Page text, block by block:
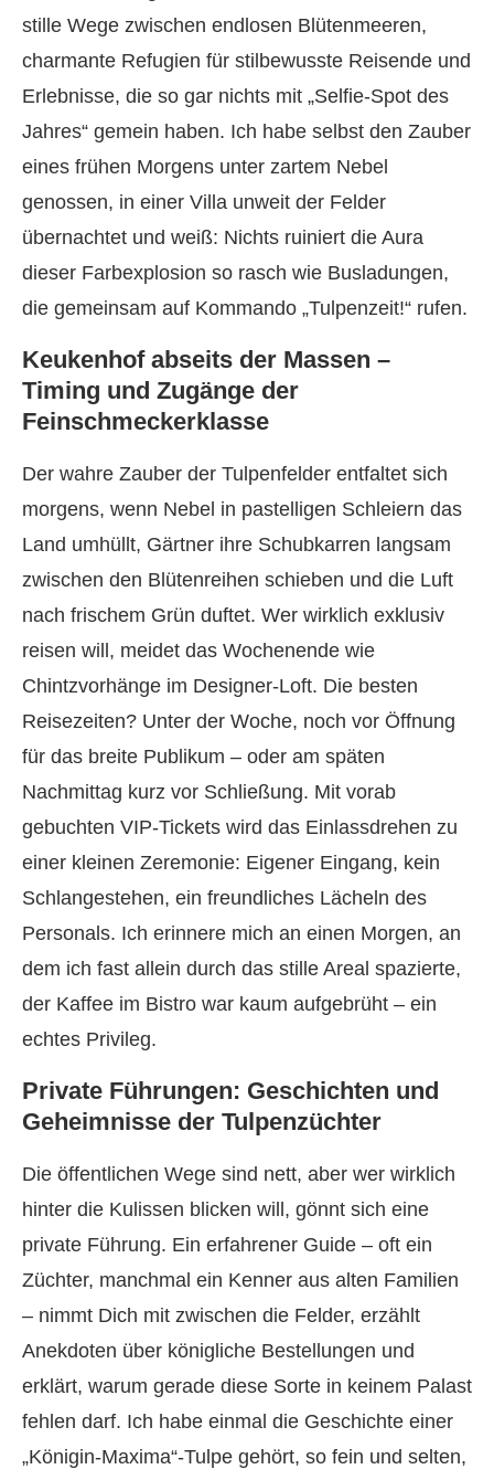
stille Wege zwischen endlosen Blütenmeeren,
charmante Refugien für stilbewusste Reisende und
Erlebnisse, die so gar nichts mit „Selfie-Spot des
Jahres“ gemein haben. Ich habe selbst den Zauber
eines frühen Morgens unter zartem Nebel
genossen, in einer Villa unweit der Felder
übernachtet und weiß: Nichts ruiniert die Aura
dieser Farbexplosion so rasch wie Busladungen,
die gemeinsam auf Kommando „Tulpenzeit!“ rufen.
Keukenhof abseits der Massen –
Timing und Zugänge der
Feinschmeckerklasse
Der wahre Zauber der Tulpenfelder entfaltet sich
morgens, wenn Nebel in pastelligen Schleiern das
Land umhüllt, Gärtner ihre Schubkarren langsam
zwischen den Blütenreihen schieben und die Luft
nach frischem Grün duftet. Wer wirklich exklusiv
reisen will, meidet das Wochenende wie
Chintzvorhänge im Designer-Loft. Die besten
Reisezeiten? Unter der Woche, noch vor Öffnung
für das breite Publikum – oder am späten
Nachmittag kurz vor Schließung. Mit vorab
gebuchten VIP-Tickets wird das Einlassdrehen zu
einer kleinen Zeremonie: Eigener Eingang, kein
Schlangestehen, ein freundliches Lächeln des
Personals. Ich erinnere mich an einen Morgen, an
dem ich fast allein durch das stille Areal spazierte,
der Kaffee im Bistro war kaum aufgebrüht – ein
echtes Privileg.
Private Führungen: Geschichten und
Geheimnisse der Tulpenzüchter
Die öffentlichen Wege sind nett, aber wer wirklich
hinter die Kulissen blicken will, gönnt sich eine
private Führung. Ein erfahrener Guide – oft ein
Züchter, manchmal ein Kenner aus alten Familien
– nimmt Dich mit zwischen die Felder, erzählt
Anekdoten über königliche Bestellungen und
erklärt, warum gerade diese Sorte in keinem Palast
fehlen darf. Ich habe einmal die Geschichte einer
„Königin-Maxima“-Tulpe gehört, so fein und selten,